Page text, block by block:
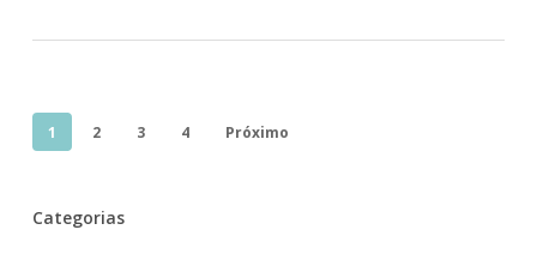
1 2 3 4 Próximo
Categorias